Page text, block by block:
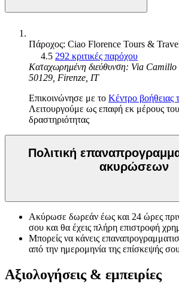
Πάροχος: Ciao Florence Tours &
4.5 292 κριτικές παρόχου
Καταχωρημένη διεύθυνση: Via
50129, Firenze, IT
Επικοινώνησε με το Κέντρο βοήθειας
Λειτουργούμε ως επαφή εκ μέρους
δραστηριότητας
Πολιτική
ακυρώσεων
Ακύρωσε δωρεάν έως και 24 ώρες
σου και θα έχεις πλήρη επιστροφή
Μπορείς να κάνεις
από την ημερομηνία της επίσκεψής
Αξιολογήσεις & εμπειρίες